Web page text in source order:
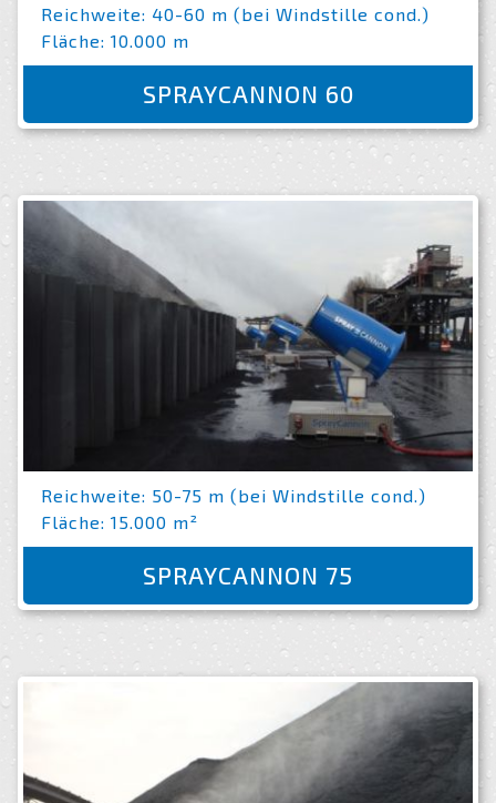
Reichweite: 40-60 m (bei Windstille cond.)
Fläche: 10.000 m
SPRAYCANNON 60
Reichweite: 50-75 m (bei Windstille cond.)
Fläche: 15.000 m²
SPRAYCANNON 75